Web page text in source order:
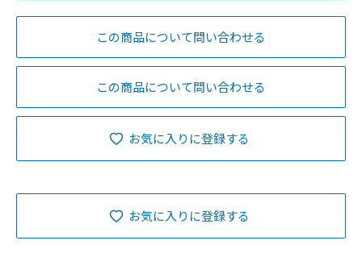
この商品について問い合わせる
この商品について問い合わせる
お気に入りに登録する
お気に入りに登録する